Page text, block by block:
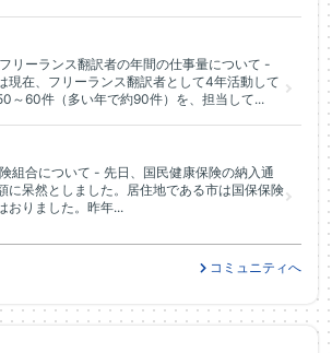
フリーランス翻訳者の年間の仕事量について -
現在、フリーランス翻訳者として4年活動して
～60件（多い年で約90件）を、担当して...
組合について - 先日、国民健康保険の納入通
に呆然としました。居住地である市は国保保険
おりました。昨年...
コミュニティへ